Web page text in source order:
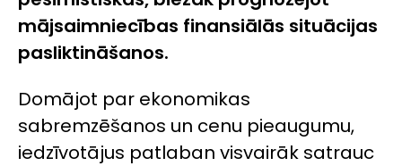
mājsaimniecības finansiālās situācijas
pasliktināšanos.
Domājot par ekonomikas
sabremzēšanos un cenu pieaugumu,
iedzīvotājus patlaban visvairāk satrauc